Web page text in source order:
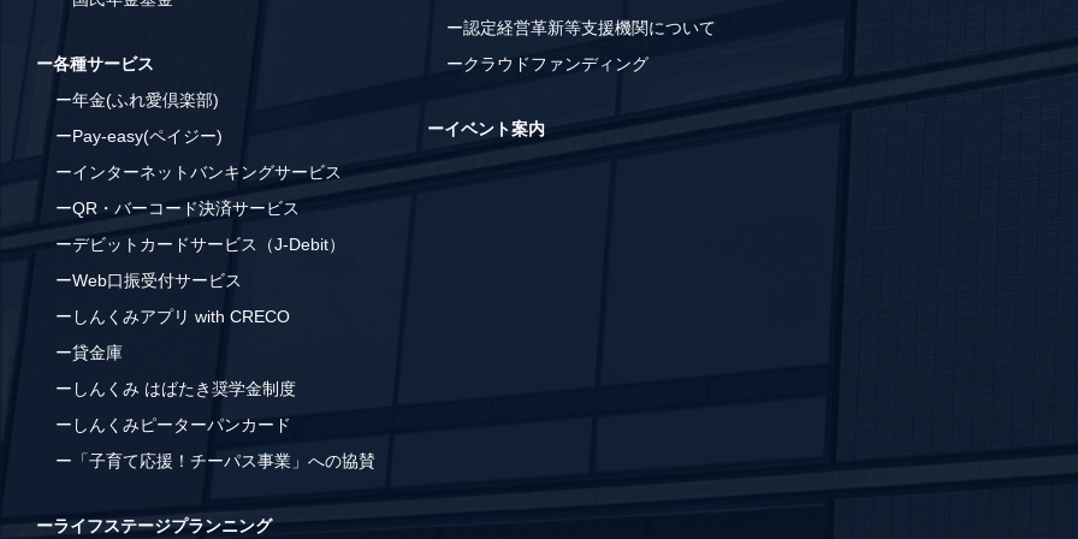
ー各種サービス
ー年金(ふれ愛倶楽部)
ーPay-easy(ペイジー)
ーインターネットバンキングサービス
ーQR・バーコード決済サービス
ーデビットカードサービス（J-Debit）
ーWeb口振受付サービス
ーしんくみアプリ with CRECO
ー貸金庫
ーしんくみ はばたき奨学金制度
ーしんくみピーターパンカード
ー「子育て応援！チーパス事業」への協賛
ーライフステージプランニング
ー認定経営革新等支援機関について
ークラウドファンディング
ーイベント案内